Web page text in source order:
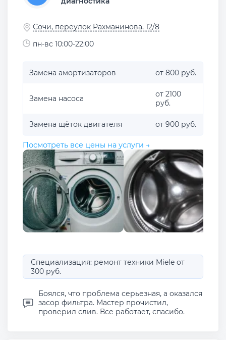
Сочи, переулок Рахманинова, 12/8
пн-вс 10:00-22:00
Замена амортизаторов от 800 руб.
Замена насоса
от 2100
руб.
Замена щёток двигателя от 900 руб.
Посмотреть все цены на услуги →
Специализация: ремонт техники Miele от
300 руб.
Боялся, что проблема серьезная, а оказался
засор фильтра. Мастер прочистил,
проверил слив. Все работает, спасибо.